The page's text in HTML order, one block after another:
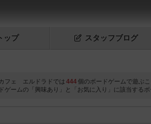
トップ スタッフブログ
フェ エルドラドでは 444個のボードゲームで遊ぶ
ゲームの「興味あり」と「お気に入り」に該当する